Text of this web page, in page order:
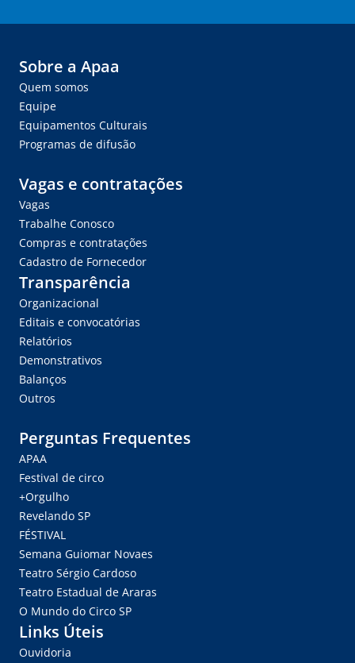
Sobre a Apaa
Quem somos
Equipe
Equipamentos Culturais
Programas de difusão
Vagas e contratações
Vagas
Trabalhe Conosco
Compras e contratações
Cadastro de Fornecedor
Transparência
Organizacional
Editais e convocatórias
Relatórios
Demonstrativos
Balanços
Outros
Perguntas Frequentes
APAA
Festival de circo
+Orgulho
Revelando SP
FÉSTIVAL
Semana Guiomar Novaes
Teatro Sérgio Cardoso
Teatro Estadual de Araras
O Mundo do Circo SP
Links Úteis
Ouvidoria